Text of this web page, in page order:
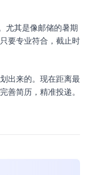
尤其是像邮储的暑期
要专业符合，截止时
出来的。现在距离最
善简历，精准投递。